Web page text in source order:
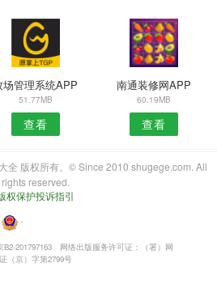
场管理系统APP
51.77MB
查看
南通装修网APP
60.19MB
查看
全 版权所有。© Since 2010 shugege.com. All
rights reserved.
权保护投诉指引
・
201797163
网络出版服务许可证：（署）网
（京）字第2799号